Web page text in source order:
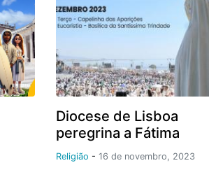
Diocese de Lisboa
peregrina a Fátima
Religião -16 de novembro, 2023